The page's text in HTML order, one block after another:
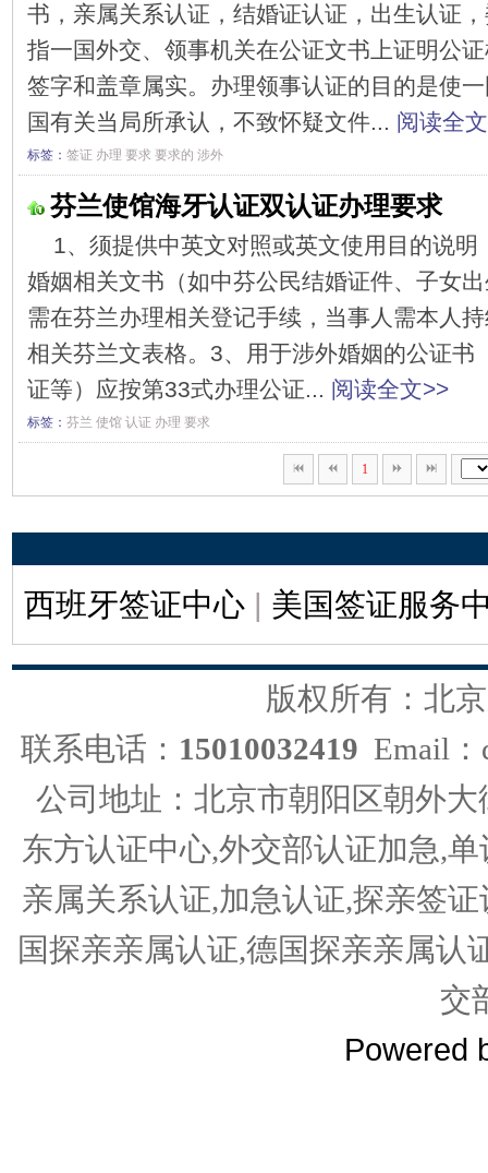
书，亲属关系认证，结婚证认证，出生认证
指一国外交、领事机关在公证文书上证明公
签字和盖章属实。办理领事认证的目的是使
国有关当局所承认，不致怀疑文件... 阅读全
标签： 签证 办理 要求 要求的 涉外
芬兰使馆海牙认证双认证办理要求
1、须提供中英文对照或英文使用目的说
婚姻相关文书（如中芬公民结婚证件、子女
需在芬兰办理相关登记手续，当事人需本人
相关芬兰文表格。3、用于涉外婚姻的公证书
证等）应按第33式办理公证... 阅读全文>>
标签： 芬兰 使馆 认证 办理 要求
1
西班牙签证中心 | 美国签证服务
版权所有：北
联系电话： 15010032419 Email
公司地址：北京市朝阳区朝外
东方认证中心,外交部认证加急,
亲属关系认证,加急认证,探亲签
国探亲亲属认证,德国探亲亲属认
交
Powered